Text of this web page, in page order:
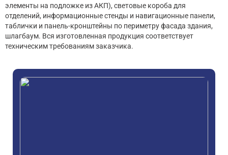
элементы на подложке из АКП), световые короба для
отделений, информационные стенды и навигационные панели,
таблички и панель-кронштейны по периметру фасада здания,
шлагбаум. Вся изготовленная продукция соответствует
техническим требованиям заказчика.